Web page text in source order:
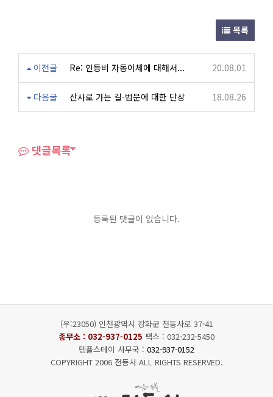
목록
이전글 Re: 인등비 자동이체에 대해서... 20.08.01
다음글 산사로 가는 길-법문에 대한 단상 18.08.26
댓글목록
등록된 댓글이 없습니다.
(우:23050) 인천광역시 강화군 전등사로 37-41
종무소 : 032-937-0125 팩스 : 032-232-5450
템플스테이 사무국 : 032-937-0152
COPYRIGHT 2006 전등사 ALL RIGHTS RESERVED.